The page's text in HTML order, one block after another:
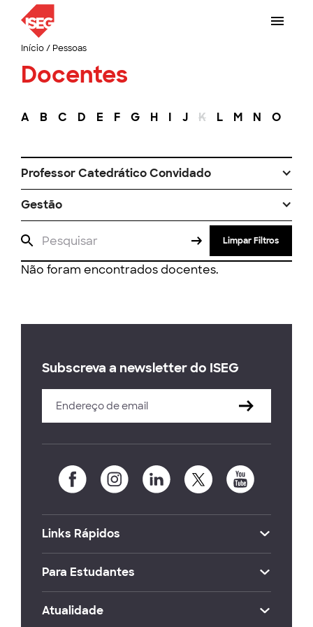
Início/ Pessoas
Docentes
A B C D E F G H I J K L M N O
Professor Catedrático Convidado
Gestão
Limpar Filtros
Não foram encontrados docentes.
Subscreva a newsletter do ISEG
Links Rápidos
Para Estudantes
Atualidade